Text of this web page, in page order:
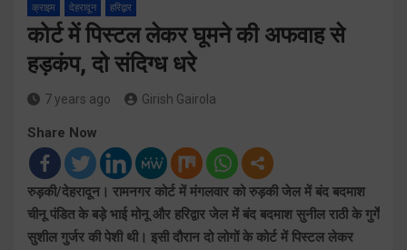
क्राइम देहरादून हरिद्वार
कोर्ट में पिस्टल लेकर घूमने की अफवाह से
हड़कंप, दो संदिग्ध धरे
7 years ago Girish Gairola
Share Now
रुड़की/देहरादून। रामनगर कोर्ट में मंगलवार को रुड़की जेल में बंद बदमाश
चीनू पंडित के बड़े भाई मोनू और हरिद्वार जेल में बंद बदमाश सुनील राठी के गुर्गे
सुशील गुर्जर की पेशी थी। इसी दौरान दो लोगों के कोर्ट में पिस्टल लेकर